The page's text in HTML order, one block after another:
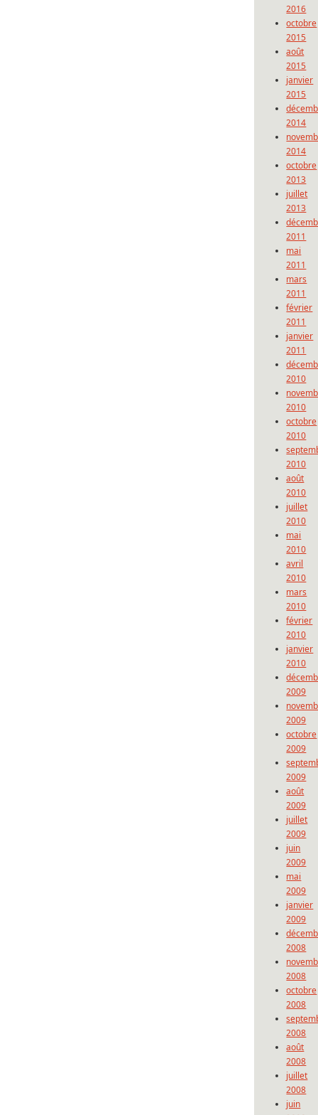
2016
octobre
2015
août
2015
janvier
2015
2014
2014
octobre
2013
juillet
2013
2011
mai
2011
mars
2011
février
2011
janvier
2011
2010
2010
octobre
2010
2010
août
2010
juillet
2010
mai
2010
avril
2010
mars
2010
février
2010
janvier
2010
2009
2009
octobre
2009
2009
août
2009
juillet
2009
juin
2009
mai
2009
janvier
2009
2008
2008
octobre
2008
2008
août
2008
juillet
2008
juin